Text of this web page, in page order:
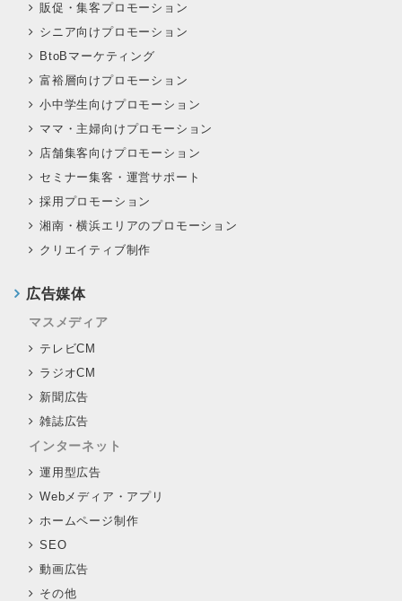
販促・集客プロモーション
シニア向けプロモーション
BtoBマーケティング
富裕層向けプロモーション
小中学生向けプロモーション
ママ・主婦向けプロモーション
店舗集客向けプロモーション
セミナー集客・運営サポート
採用プロモーション
湘南・横浜エリアのプロモーション
クリエイティブ制作
広告媒体
マスメディア
テレビCM
ラジオCM
新聞広告
雑誌広告
インターネット
運用型広告
Webメディア・アプリ
ホームページ制作
SEO
動画広告
その他